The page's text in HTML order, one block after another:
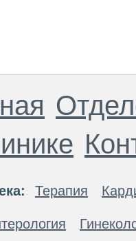
Терапия